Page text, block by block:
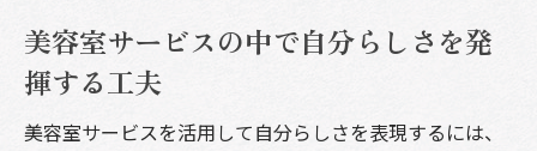
美容室サービスの中で自分らしさを発
揮する工夫
美容室サービスを活用して自分らしさを表現するには、